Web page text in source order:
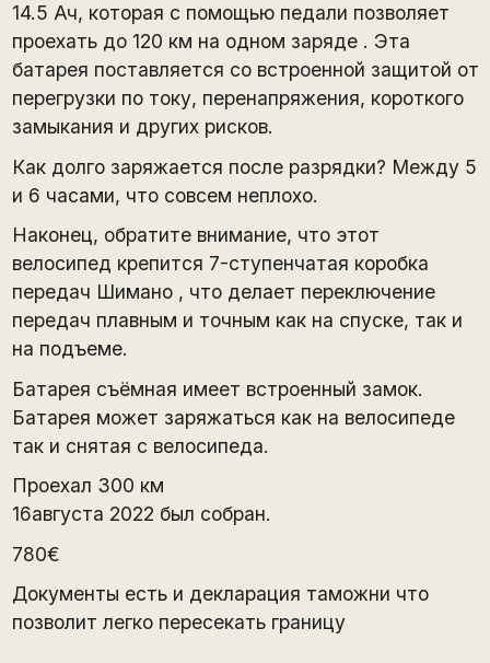
14.5 Ач, которая с помощью педали позволяет
проехать до 120 км на одном заряде . Эта
батарея поставляется со встроенной защитой от
перегрузки по току, перенапряжения, короткого
замыкания и других рисков.
Как долго заряжается после разрядки? Между 5
и 6 часами, что совсем неплохо.
Наконец, обратите внимание, что этот
велосипед крепится 7-ступенчатая коробка
передач Шимано , что делает переключение
передач плавным и точным как на спуске, так и
на подъеме.
Батарея съёмная имеет встроенный замок.
Батарея может заряжаться как на велосипеде
так и снятая с велосипеда.
Проехал 300 км
16августа 2022 был собран.
780€
Документы есть и декларация таможни что
позволит легко пересекать границу